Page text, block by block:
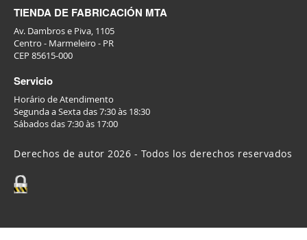
TIENDA DE FABRICACIÓN MTA
Av. Dambros e Piva, 1105
Centro - Marmeleiro - PR
CEP 85615-000
Servicio
Horário de Atendimento
Segunda a Sexta das 7:30 às 18:30
Sábados das 7:30 às 17:00
Derechos de autor 2026 - Todos los derechos reservados